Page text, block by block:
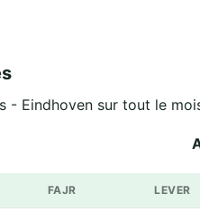
- Eindhoven sur tout le
FAJR LEVER